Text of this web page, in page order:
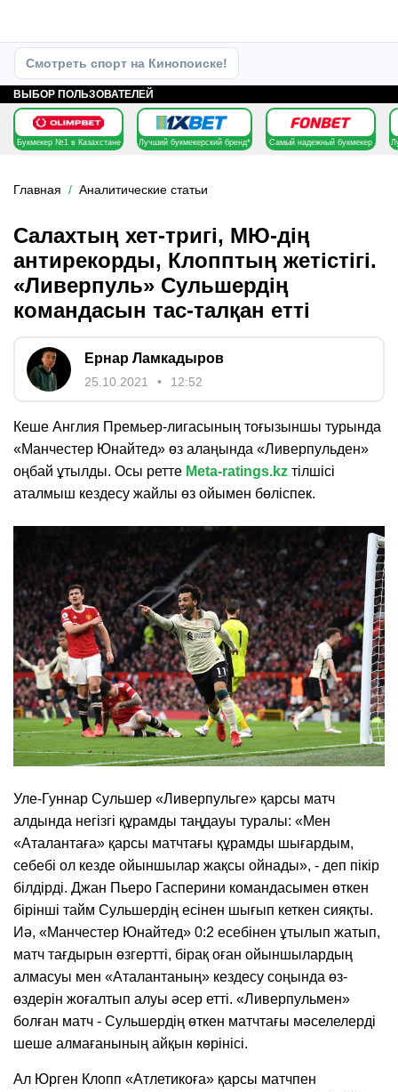
Смотреть спорт на Кинопоиске!
ВЫБОР ПОЛЬЗОВАТЕЛЕЙ
Букмекер №1 в Казахстане Лучший букмекерский бренд* Самый надежный букмекер
Главная Аналитические статьи
Салахтың хет-тригі, МЮ-дің
антирекорды, Клопптың жетістігі.
«Ливерпуль» Сульшердің
командасын тас-талқан етті
Ернар Ламкадыров
25.10.2021 12:52
Кеше Англия Премьер-лигасының тоғызыншы турында
«Манчестер Юнайтед» өз алаңында «Ливерпульден»
оңбай ұтылды. Осы ретте Meta-ratings.kz тілшісі
аталмыш кездесу жайлы өз ойымен бөліспек.
Уле-Гуннар Сульшер «Ливерпульге» қарсы матч
алдында негізгі құрамды таңдауы туралы: «Мен
«Аталантаға» қарсы матчтағы құрамды шығардым,
себебі ол кезде ойыншылар жақсы ойнады», - деп пікір
білдірді. Джан Пьеро Гасперини командасымен өткен
бірінші тайм Сульшердің есінен шығып кеткен сияқты.
Иә, «Манчестер Юнайтед» 0:2 есебінен ұтылып жатып,
матч тағдырын өзгертті, бірақ оған ойыншылардың
алмасуы мен «Аталантаның» кездесу соңында өз-
өздерін жоғалтып алуы әсер етті. «Ливерпульмен»
болған матч - Сульшердің өткен матчтағы мәселелерді
шеше алмағанының айқын көрінісі.
Ал Юрген Клопп «Атлетикоға» қарсы матчпен